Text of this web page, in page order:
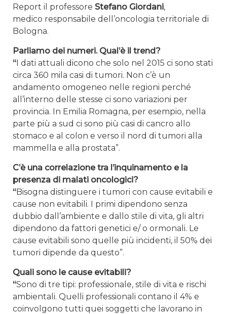
Report il professore Stefano Giordani,
medico responsabile dell’oncologia territoriale di
Bologna.
Parliamo dei numeri. Qual’è il trend?
“I dati attuali dicono che solo nel 2015 ci sono stati
circa 360 mila casi di tumori. Non c’è un
andamento omogeneo nelle regioni perché
all’interno delle stesse ci sono variazioni per
provincia. In Emilia Romagna, per esempio, nella
parte più a sud ci sono più casi di cancro allo
stomaco e al colon e verso il nord di tumori alla
mammella e alla prostata”.
C’è una correlazione tra l’inquinamento e la
presenza di malati oncologici?
“Bisogna distinguere i tumori con cause evitabili e
cause non evitabili. I primi dipendono senza
dubbio dall’ambiente e dallo stile di vita, gli altri
dipendono da fattori genetici e/ o ormonali. Le
cause evitabili sono quelle più incidenti, il 50% dei
tumori dipende da questo”.
Quali sono le cause evitabili?
“Sono di tre tipi: professionale, stile di vita e rischi
ambientali. Quelli professionali contano il 4% e
coinvolgono tutti quei soggetti che lavorano in